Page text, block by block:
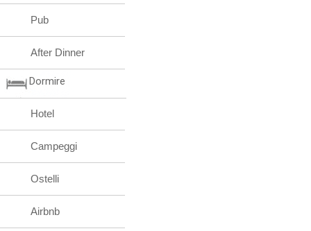
Pub
After Dinner
Dormire
Hotel
Campeggi
Ostelli
Airbnb